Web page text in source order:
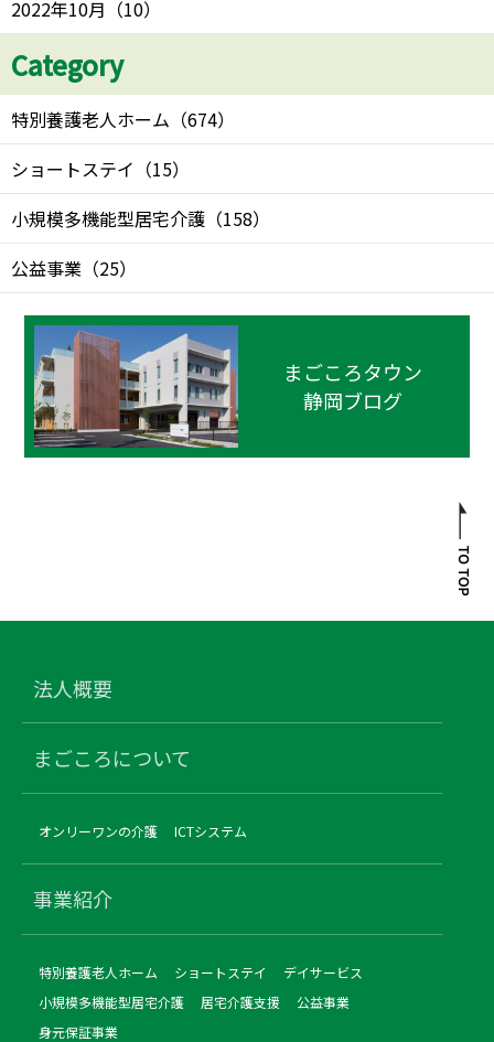
2022年10月 （10）
Category
特別養護老人ホーム （674）
ショートステイ （15）
小規模多機能型居宅介護 （158）
公益事業 （25）
まごころタウン
静岡ブログ
法人概要
まごころについて
オンリーワンの介護 ICTシステム
事業紹介
特別養護老人ホーム ショートステイ
デイサービス
小規模多機能型居宅介護
居宅介護支援
公益事業
身元保証事業